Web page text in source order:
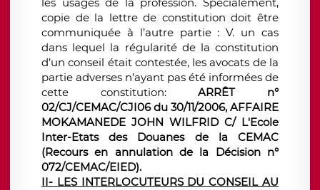
les usages de la profession. Spécialement,
copie de la lettre de constitution doit être
communiquée à l’autre partie : V. un cas
dans lequel la régularité de la constitution
d’un conseil était contestée, les avocats de la
partie adverses n’ayant pas été informées de
cette constitution:ARRÊT n°
02/CJ/CEMAC/CJI06 du 30/11/2006, AFFAIRE
MOKAMANEDE JOHN WILFRID C/ L'Ecole
Inter-Etats des Douanes de la CEMAC
(Recours en annulation de la Décision n°
072/CEMAC/EIED).
II- LES INTERLOCUTEURS DU CONSEIL AU